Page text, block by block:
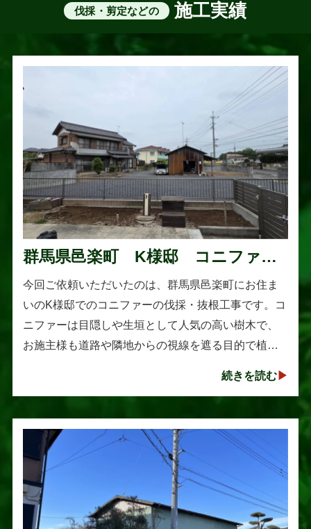
伐採・剪定などの 施工実績
群馬県邑楽町 K様邸 コニファー
伐採・抜根工事
今回ご依頼いただいたのは、群馬県邑楽町にお住ま
いのK様邸でのコニファーの伐採・抜根工事です。コ
ニファーは目隠しや生垣として人気の高い樹木で、
お施主様も道路や隣地からの視線を遮る目的で植え
続きを読む